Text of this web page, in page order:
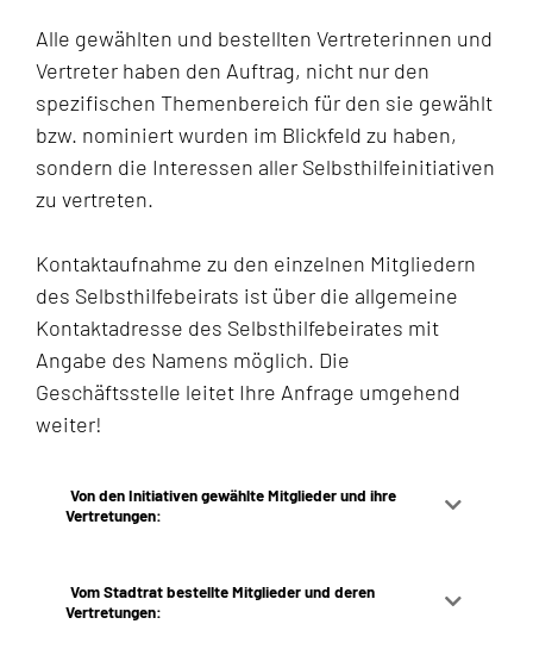
Alle gewählten und bestellten Vertreterinnen und
Vertreter haben den Auftrag, nicht nur den
spezifischen Themenbereich für den sie gewählt
bzw. nominiert wurden im Blickfeld zu haben,
sondern die Interessen aller Selbsthilfeinitiativen
zu vertreten.
Kontaktaufnahme zu den einzelnen Mitgliedern
des Selbsthilfebeirats ist über die allgemeine
Kontaktadresse des Selbsthilfebeirates mit
Angabe des Namens möglich. Die
Geschäftsstelle leitet Ihre Anfrage umgehend
weiter!
Von den Initiativen gewählte Mitglieder und ihre
Vertretungen:
Vom Stadtrat bestellte Mitglieder und deren
Vertretungen: